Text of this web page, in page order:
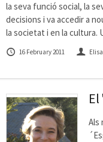
la seva funció social, la
decisions i va accedir a
la societat i en la cultura.
16 February 2011
Als